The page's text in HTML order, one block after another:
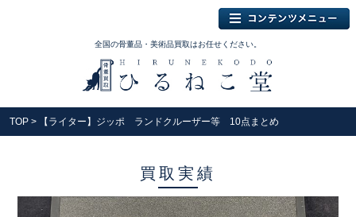
全国の骨董品・美術品買取はお任せください。
TOP > 【ライター】ジッポ ランドクルーザー等 10点まとめ
買取実績